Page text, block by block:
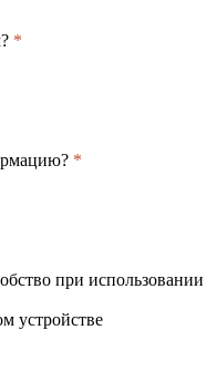
*
*
при использовании
устройстве